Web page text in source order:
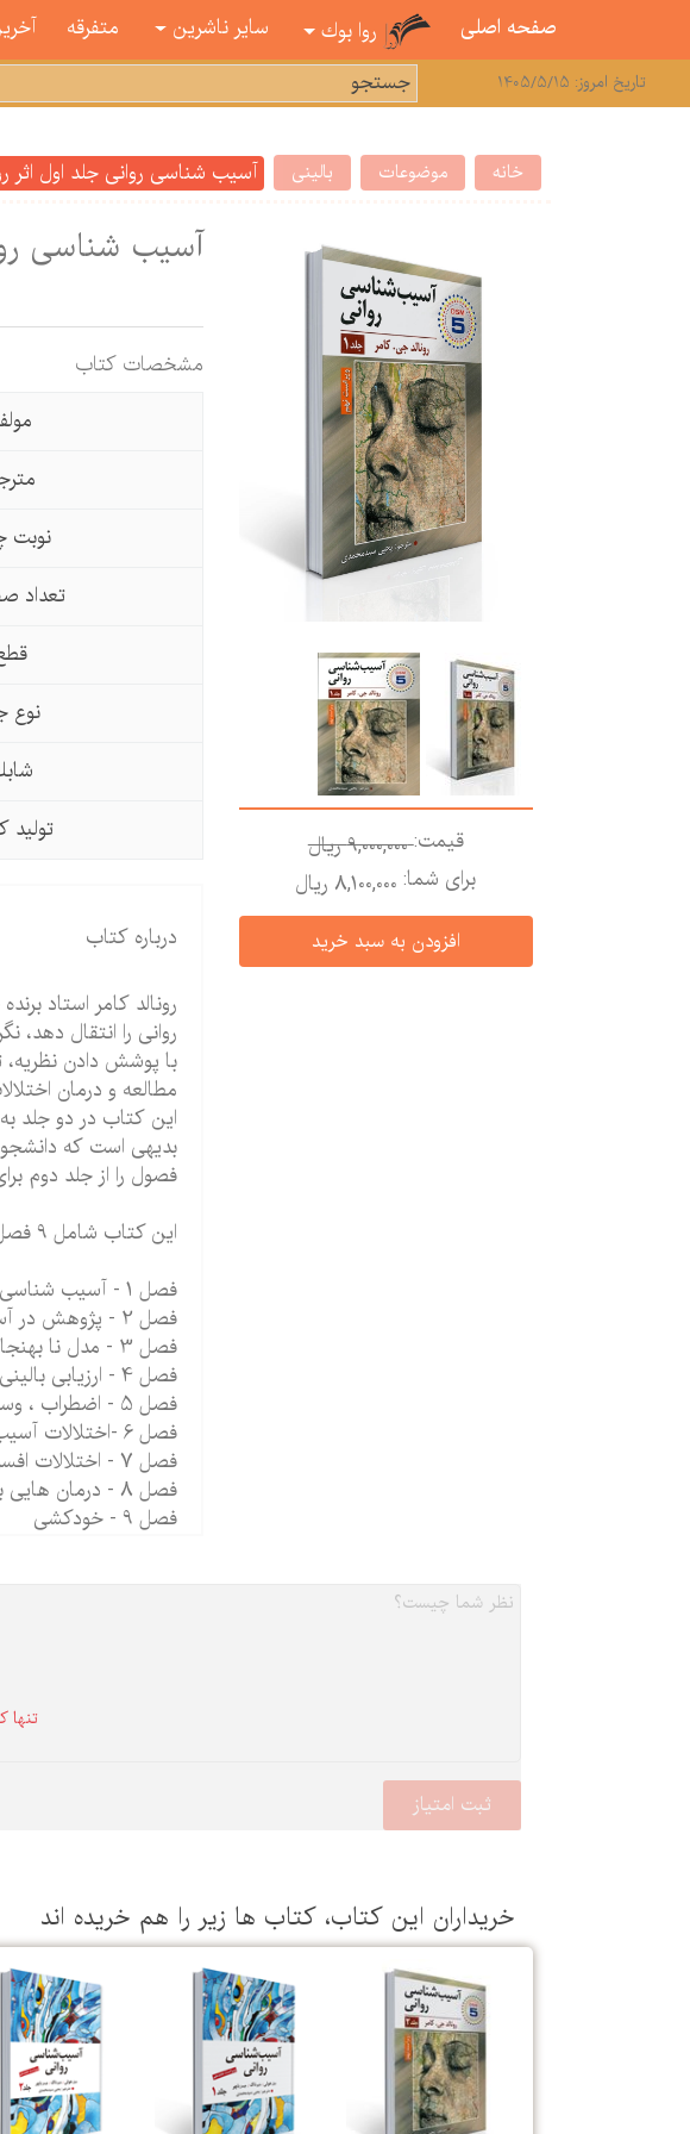
صفحه اصلی روا بوك سایر ناشرین متفرقه
تاریخ امروز: 1405/5/15
خانه موضوعات بالینی آسیب شناسی روانی جلد اول
قیمت:9,000,000 ريال
برای شما: 8,100,000 ريال
آسیب شناسی
مشخصات كتاب
نوبت
تعداد
نوع
تولید
درباره كتاب
رونالد كامر استاد
روانی را انتقال دهد،
با پوشش دادن
مطالعه و درمان
بدیهی است كه
فصول را از جلد دوم برای آسیب ۱ و برخی را
این کتاب شامل 9 فصل می باشد
فصل 1 - آسیب شناسی روانی : گذشته و حال
فصل 2 - پژوهش در آسیب شناسی روانی
فصل 3 - مدل نا بهنجاری
فصل 4 - ارزیابی بالینی ، تشخیص ، و درمان
فصل 5 - اضطراب ، وسواس فکری - عملی ، و اختلالات مربوط
فصل 6 -اختلالات آسیب و استرس
فصل 7 - اختلالات افسردگی و دو قطبی
فصل 8 - درمان هایی برای اختلالات افسردگی و دو قطبی
فصل 9 - خودکشی
تنها
خریداران این كتاب، كتاب ها زیر را هم خریده اند